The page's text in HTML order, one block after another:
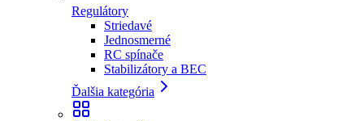
Regulátory
Striedavé
Jednosmerné
RC spínače
Stabilizátory a BEC
Ďalšia kategória